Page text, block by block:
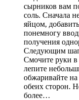
сырников вам
соль. Сначала
яйцом,
понемногу
получения
Следующим
Смочите руки в
лепите
обжаривайте на
обеих сторон.
более…